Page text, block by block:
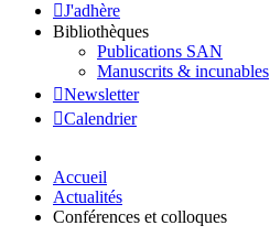
J'adhère
Bibliothèques
Publications SAN
Manuscrits & incunables
Newsletter
Calendrier
Accueil
Actualités
Conférences et colloques